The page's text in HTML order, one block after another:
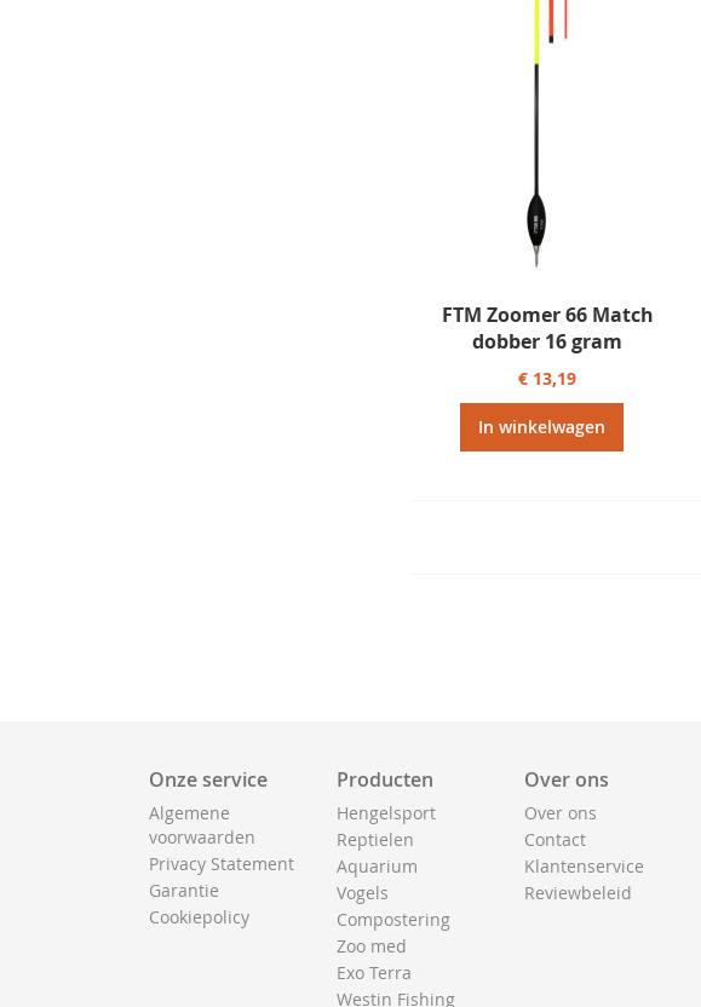
FTM Zoomer 66 Match
dobber 16 gram
€ 13,19
In winkelwagen
Onze service
Algemene
voorwaarden
Privacy Statement
Garantie
Cookiepolicy
Producten
Hengelsport
Reptielen
Aquarium
Vogels
Compostering
Zoo med
Exo Terra
Westin Fishing
Over ons
Over ons
Contact
Klantenservice
Reviewbeleid